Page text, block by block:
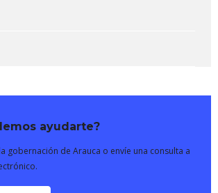
ayudarte?
gobernación de Arauca o envíe una consulta a